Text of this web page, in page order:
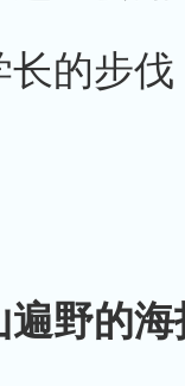
的步
遍野的海